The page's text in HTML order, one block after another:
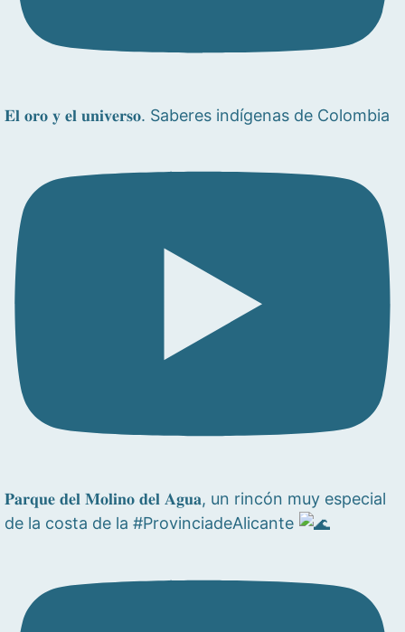
𝐄𝐥 𝐨𝐫𝐨 𝐲 𝐞𝐥 𝐮𝐧𝐢𝐯𝐞𝐫𝐬𝐨. Saberes indígenas de Colombia
𝐏𝐚𝐫𝐪𝐮𝐞 𝐝𝐞𝐥 𝐌𝐨𝐥𝐢𝐧𝐨 𝐝𝐞𝐥 𝐀𝐠𝐮𝐚, un rincón muy especial
de la costa de la #ProvinciadeAlicante